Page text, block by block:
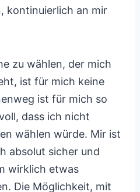
kontinuierlich an mir
zu wählen, der mich
ist für mich keine
ist für mich so
dass ich nicht
wählen würde. Mir ist
absolut sicher und
wirklich etwas
Die Möglichkeit, mit